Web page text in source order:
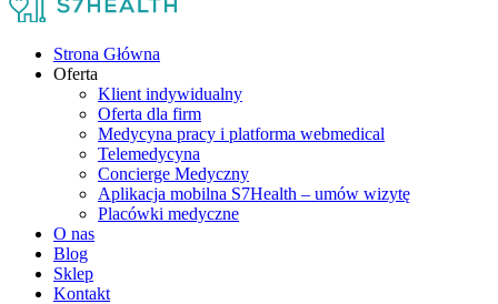
Strona Główna
Oferta
Klient indywidualny
Oferta dla firm
Medycyna pracy i platforma webmedical
Telemedycyna
Concierge Medyczny
Aplikacja mobilna S7Health – umów wizytę
Placówki medyczne
O nas
Blog
Sklep
Kontakt